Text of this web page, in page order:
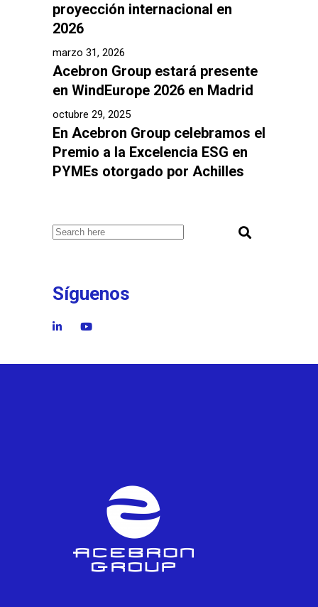
proyección internacional en
2026
marzo 31, 2026
Acebron Group estará presente
en WindEurope 2026 en Madrid
octubre 29, 2025
En Acebron Group celebramos el
Premio a la Excelencia ESG en
PYMEs otorgado por Achilles
Síguenos